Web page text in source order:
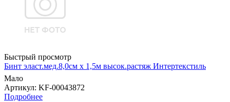
Быстрый просмотр
Бинт эласт.мед.8,0см х 1,5м высок.растяж Интертекстиль
Мало
Артикул: KF-00043872
Подробнее